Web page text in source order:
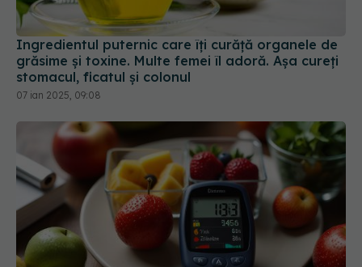
Ingredientul puternic care îți curăță organele de
grăsime și toxine. Multe femei îl adoră. Așa cureți
stomacul, ficatul și colonul
07 ian 2025, 09:08